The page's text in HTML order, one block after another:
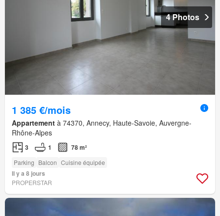
4 Photos
1 385 €/mois
Appartement à 74370, Annecy, Haute-Savoie, Auvergne-
Rhône-Alpes
3 1 78 m²
Parking Balcon Cuisine équipée
Il y a 8 jours
PROPERSTAR